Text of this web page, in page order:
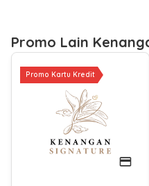
Promo Lain
Promo Kartu Kredit